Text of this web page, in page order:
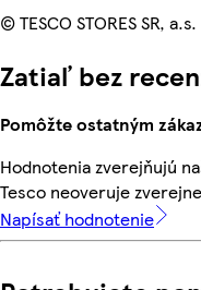
© TESCO STORES SR,
Zatiaľ bez
Pomôžte ostatným
Hodnotenia zverejňujú
Tesco neoveruje
Napísať hodnotenie